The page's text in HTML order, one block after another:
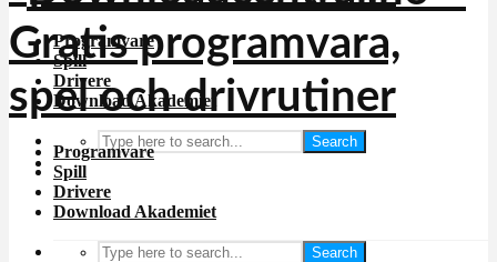
Programvare
Spill
Drivere
Download Akademiet
Search
Programvare
Spill
Drivere
Download Akademiet
Search